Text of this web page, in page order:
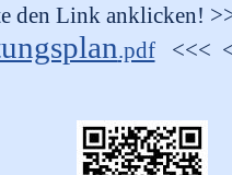
den Link anklicken!
.pdf<<<